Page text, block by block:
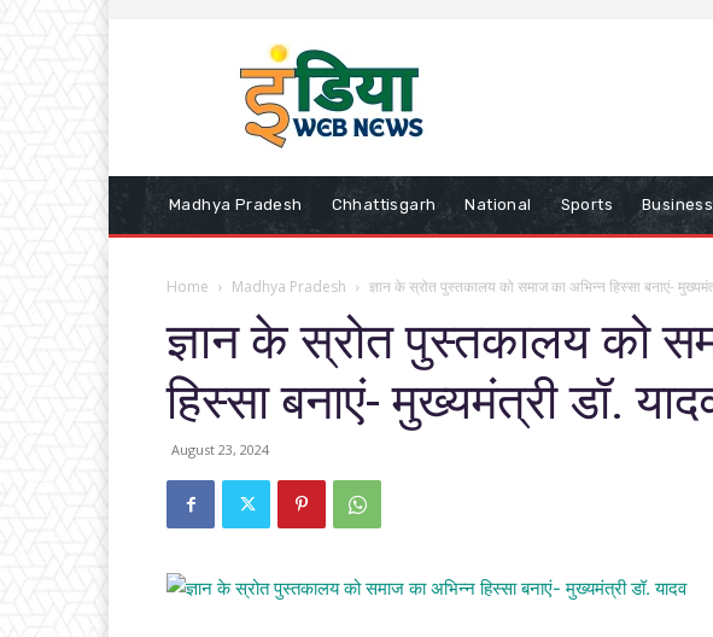
Madhya Pradesh Chhattisgarh National Sports Business
Home Madhya Pradesh ज्ञान के स्रोत पुस्तकालय को समाज का अभिन्न हिस्सा बनाएं-
ज्ञान के स्रोत पुस्तकालय को
हिस्सा बनाएं- मुख्यमंत्री डॉ.
August 23, 2024